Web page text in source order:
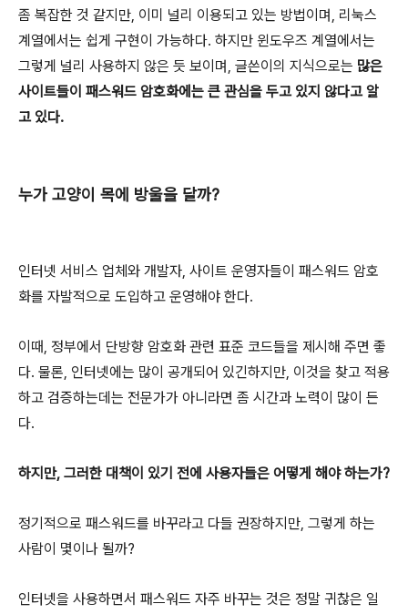
좀 복잡한 것 같지만, 이미 널리 이용되고 있는 방법이며, 리눅스
계열에서는 쉽게 구현이 가능하다. 하지만 윈도우즈 계열에서는
그렇게 널리 사용하지 않은 듯 보이며, 글쓴이의 지식으로는 많은
사이트들이 패스워드 암호화에는 큰 관심을 두고 있지 않다고 알
고 있다.
누가 고양이 목에 방울을 달까?
인터넷 서비스 업체와 개발자, 사이트 운영자들이 패스워드 암호
화를 자발적으로 도입하고 운영해야 한다.
이때, 정부에서 단방향 암호화 관련 표준 코드들을 제시해 주면 좋
다. 물론, 인터넷에는 많이 공개되어 있긴하지만, 이것을 찾고 적용
하고 검증하는데는 전문가가 아니라면 좀 시간과 노력이 많이 든
다.
하지만, 그러한 대책이 있기 전에 사용자들은 어떻게 해야 하는가?
정기적으로 패스워드를 바꾸라고 다들 권장하지만, 그렇게 하는
사람이 몇이나 될까?
인터넷을 사용하면서 패스워드 자주 바꾸는 것은 정말 귀찮은 일